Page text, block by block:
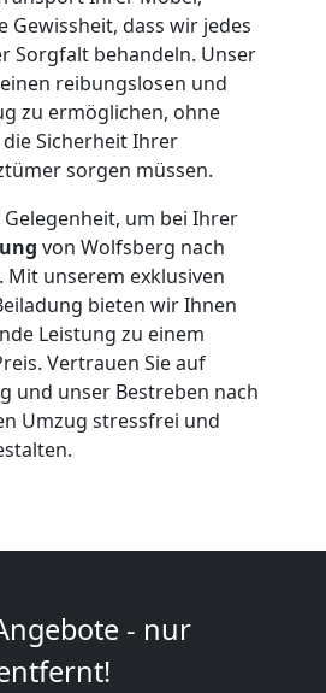
Gewissheit, dass wir jedes
Sorgfalt behandeln. Unser
reibungslosen und
zu ermöglichen, ohne
die Sicherheit Ihrer
sorgen müssen.
Gelegenheit, um bei Ihrer
von Wolfsberg nach
Mit unserem exklusiven
bieten wir Ihnen
Leistung zu einem
Vertrauen Sie auf
und unser Bestreben nach
Umzug stressfrei und
- nur